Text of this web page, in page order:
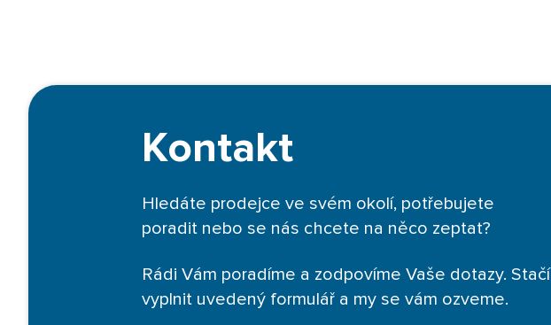
Kontakt
Hledáte prodejce ve svém okolí, potřebujete
poradit nebo se nás chcete na něco zeptat?
Rádi Vám poradíme a zodpovíme Vaše dotazy. Stačí
vyplnit uvedený formulář a my se vám ozveme.